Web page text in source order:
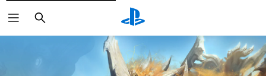
Buscar